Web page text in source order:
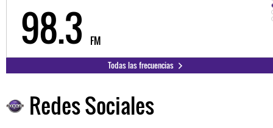
98.3 FM
Todas las frecuencias
Redes Sociales